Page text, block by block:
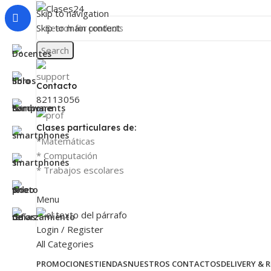
Skip to navigation
Skip to main content
Search
Contacto
82113056
Clases particulares de:
*Matemáticas
* Computación
* Trabajos escolares
Menu
Login / Register
All Categories
PROMOCIONESTIENDASNUESTROS CONTACTOSDELIVERY &